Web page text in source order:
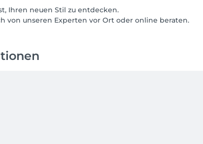
Ihren neuen Stil zu entdecken.
von unseren Experten vor Ort oder online beraten.